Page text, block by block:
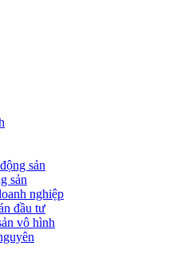
sản
sản
nghiệp
đầu tư
vô hình